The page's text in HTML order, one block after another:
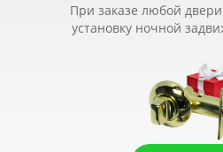
При заказе любой
установку ночной